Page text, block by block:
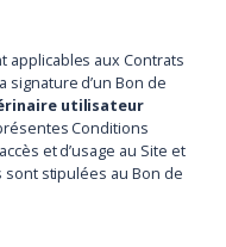
applicables aux Contrats
signature d’un Bon de
utilisateur
Conditions
et d’usage au Site et
sont stipulées au Bon de